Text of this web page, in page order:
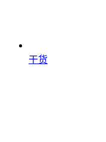
干货